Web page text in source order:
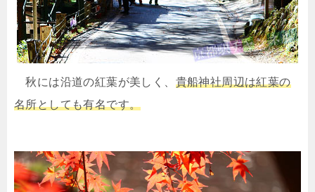
秋には沿道の紅葉が美しく、 貴船神社周辺は紅葉の
名所としても有名です。